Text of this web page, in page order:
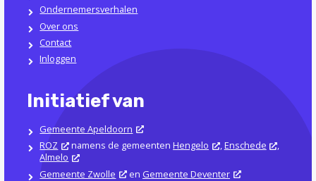
Ondernemersverhalen
Over ons
Contact
Inloggen
Initiatief van
Gemeente Apeldoorn
ROZ
namens de gemeentenHengelo ,Enschede
,
Almelo
Gemeente Zwolle
en Gemeente Deventer